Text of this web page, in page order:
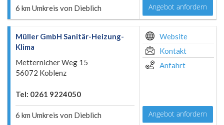
6 km Umkreis von Dieblich Angebot anfordern
Müller GmbH Sanitär-Heizung-
Klima
Metternicher Weg 15
56072 Koblenz
Tel: 0261 9224050
6 km Umkreis von Dieblich
Website
Kontakt
Anfahrt
Angebot anfordern